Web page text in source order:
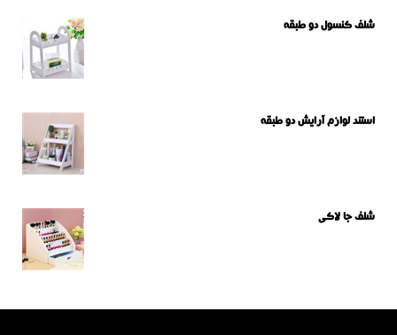
شلف کنسول دو طبقه
استند لوازم آرایش دو طبقه
شلف جا لاکی